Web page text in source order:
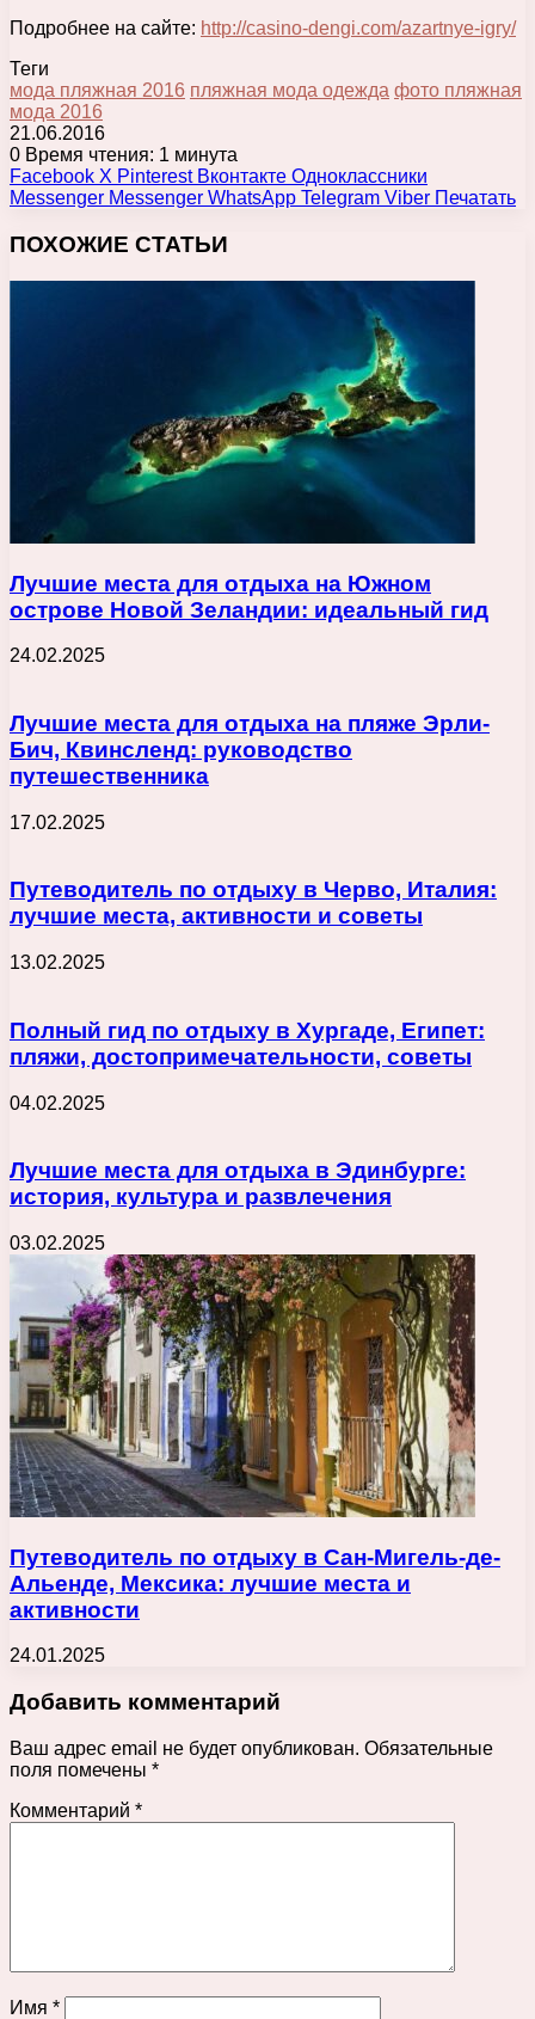
Подробнее на сайте: http://casino-dengi.com/azartnye-igry/
Теги
мода пляжная 2016 пляжная мода одежда фото пляжная
мода 2016
21.06.2016
0 Время чтения: 1 минута
Facebook X Pinterest Вконтакте Одноклассники
Messenger Messenger WhatsApp Telegram Viber Печатать
ПОХОЖИЕ СТАТЬИ
Лучшие места для отдыха на Южном
острове Новой Зеландии: идеальный гид
24.02.2025
Лучшие места для отдыха на пляже Эрли-
Бич, Квинсленд: руководство
путешественника
17.02.2025
Путеводитель по отдыху в Черво, Италия:
лучшие места, активности и советы
13.02.2025
Полный гид по отдыху в Хургаде, Египет:
пляжи, достопримечательности, советы
04.02.2025
Лучшие места для отдыха в Эдинбурге:
история, культура и развлечения
03.02.2025
Путеводитель по отдыху в Сан-Мигель-де-
Альенде, Мексика: лучшие места и
активности
24.01.2025
Добавить комментарий
Ваш адрес email не будет опубликован. Обязательные
поля помечены *
Комментарий *
Имя *